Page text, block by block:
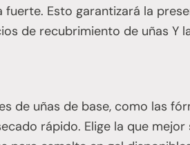
Esto garantizará la
de recubrimiento de uñas Y
de uñas de base, como las
rápido. Elige la que